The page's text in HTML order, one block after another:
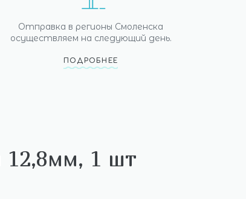
Отправка в регионы Смоленска
осуществляем на следующий день.
ПОДРОБНЕЕ
12,8мм, 1 шт